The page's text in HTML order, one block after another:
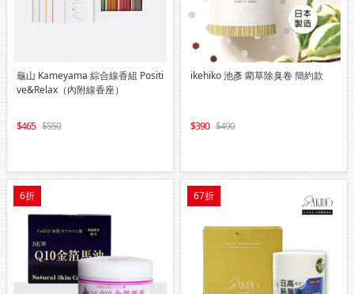
龜山 Kameyama 綜合線香組 Positi
ve&Relax（內附線香座）
465 550
ikehiko 池彥 藺草除臭卷 簡約款
390 490
6折 67折